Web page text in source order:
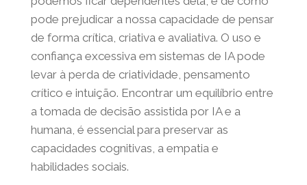
Um dos desafios crescentes, associadas à
IA, está relacionado com a forma como
podemos ficar dependentes dela, e de
como pode prejudicar a nossa capacidade
de pensar de forma crítica, criativa e
avaliativa. O uso e confiança excessiva em
sistemas de IA pode levar à perda de
criatividade, pensamento crítico e intuição.
Encontrar um equilíbrio entre a tomada de